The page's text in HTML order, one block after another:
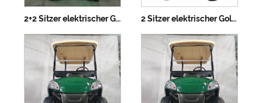
2+2 Sitzer elektrischer Golfwagen mit Lithiumbatterie 2 Sitzer elektrischer Golfwagen